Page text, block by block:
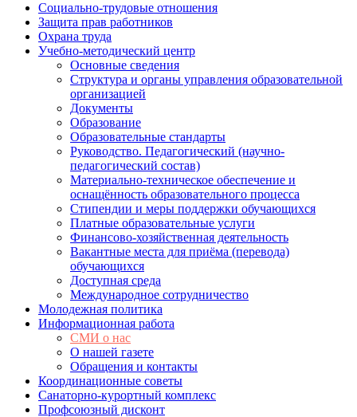
Социально-трудовые отношения
Защита прав работников
Охрана труда
Учебно-методический центр
Основные сведения
Структура и органы управления образовательной
организацией
Документы
Образование
Образовательные стандарты
Руководство. Педагогический (научно-
педагогический состав)
Материально-техническое обеспечение и
оснащённость образовательного процесса
Стипендии и меры поддержки обучающихся
Платные образовательные услуги
Финансово-хозяйственная деятельность
Вакантные места для приёма (перевода)
обучающихся
Доступная среда
Международное сотрудничество
Молодежная политика
Информационная работа
СМИ о нас
О нашей газете
Обращения и контакты
Координационные советы
Санаторно-курортный комплекс
Профсоюзный дисконт